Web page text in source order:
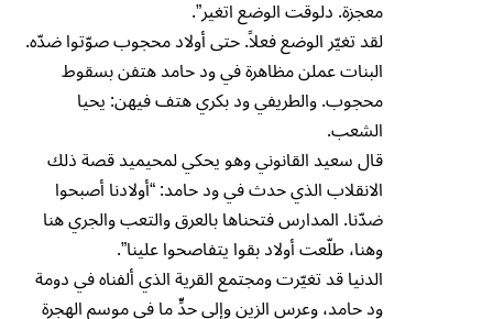
معجزة. دلوقت الوضع اتغير”.
لقد تغيّر الوضع فعلاً. حتى أولاد محجوب صوّتوا ضدّه.
البنات عملن مظاهرة في ود حامد هتفن بسقوط
محجوب. والطريفي ود بكري هتف فيهن: يحيا
الشعب.
قال سعيد القانوني وهو يحكي لمحيميد قصة ذلك
الانقلاب الذي حدث في ود حامد: “أولادنا أصبحوا
ضدّنا. المدارس فتحناها بالعرق والتعب والجري هنا
وهنا، طلّعت أولاد بقوا يتفاصحوا علينا”.
الدنيا قد تغيّرت ومجتمع القرية الذي ألفناه في دومة
ود حامد، وعرس الزين وإلى حدٍّ ما في موسم الهجرة